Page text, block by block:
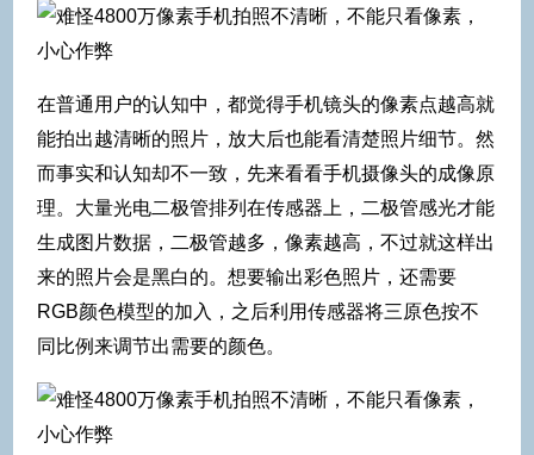
在普通用户的认知中，都觉得手机镜头的像素点越高就
能拍出越清晰的照片，放大后也能看清楚照片细节。然
而事实和认知却不一致，先来看看手机摄像头的成像原
理。大量光电二极管排列在传感器上，二极管感光才能
生成图片数据，二极管越多，像素越高，不过就这样出
来的照片会是黑白的。想要输出彩色照片，还需要
RGB颜色模型的加入，之后利用传感器将三原色按不
同比例来调节出需要的颜色。